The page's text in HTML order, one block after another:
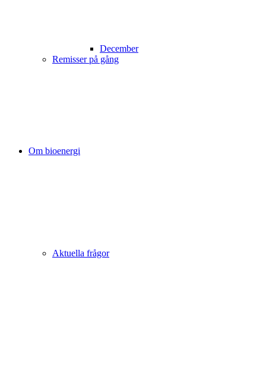
December
Remisser på gång
Om bioenergi
Aktuella frågor